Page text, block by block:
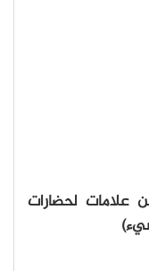
لحضارات